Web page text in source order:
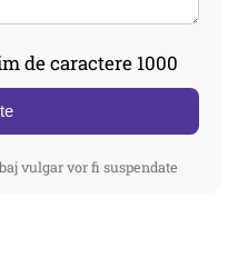
de caractere 1000
vulgar vor fi suspendate